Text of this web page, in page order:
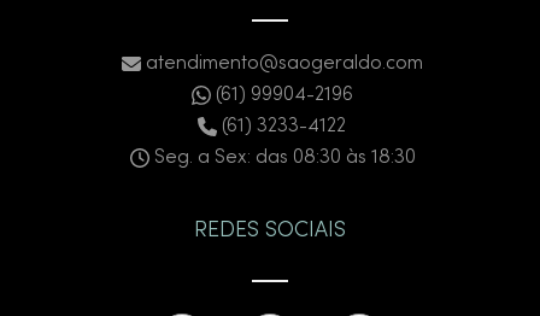
atendimento@saogeraldo.com
(61) 99904-2196
(61) 3233-4122
Seg. a Sex: das 08:30 às 18:30
REDES SOCIAIS